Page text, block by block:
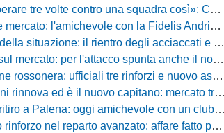
una squadra così»: Calabro promuove il carattere del suo Padova
con la Fidelis Andria, le parole di Pelosi e l'idea Conti
il rientro degli acciaccati e le trattative di mercato
per l'attacco spunta anche il nome di Okaka
ufficiali tre rinforzi e nuovo assetto al vertice del club
è il nuovo capitano: mercato tra colpi esperti e l'addio a Daffara
oggi amichevole con un club di D verso la Coppa
nel reparto avanzato: affare fatto per Della Pietra